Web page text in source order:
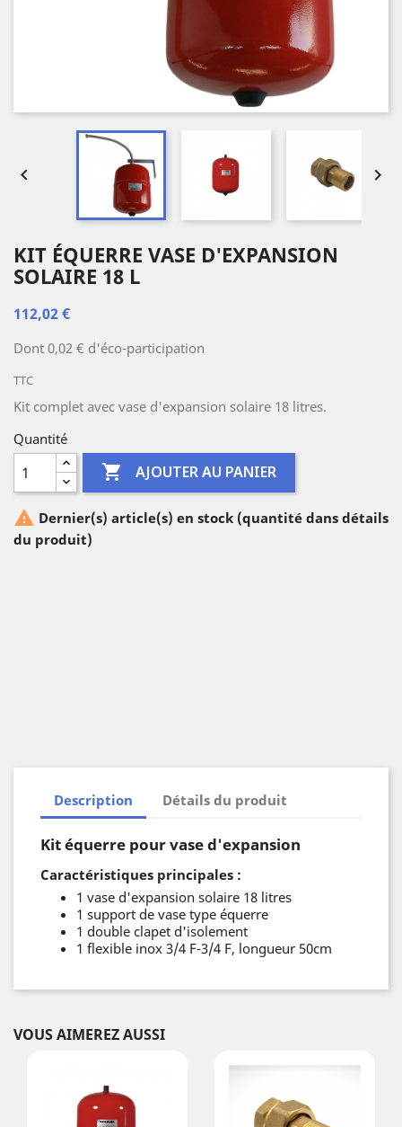
 
KIT ÉQUERRE VASE D'EXPANSION
SOLAIRE 18 L
112,02 €
Dont 0,02 € d'éco-participation
TTC
Kit complet avec vase d'expansion solaire 18 litres.
Quantité
 AJOUTER AU PANIER
 Dernier(s) article(s) en stock (quantité dans détails
du produit)
Description Détails du produit
Kit équerre pour vase d'expansion
Caractéristiques principales :
1 vase d'expansion solaire 18 litres
1 support de vase type équerre
1 double clapet d'isolement
1 flexible inox 3/4 F-3/4 F, longueur 50cm
VOUS AIMEREZ AUSSI